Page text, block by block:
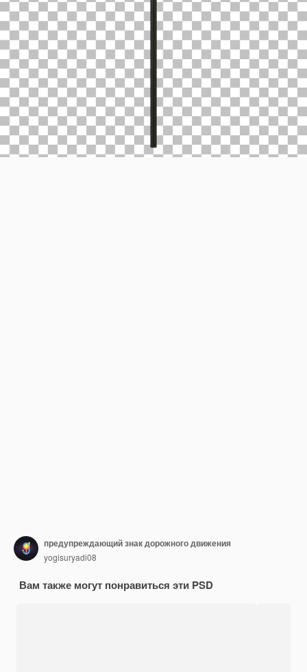
предупреждающий знак дорожного движения
yogisuryadi08
Вам также могут понравиться эти PSD